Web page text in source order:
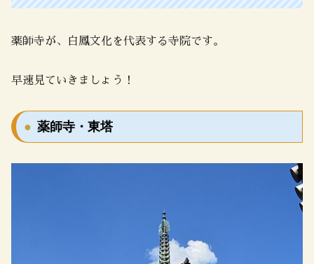
薬師寺が、白鳳文化を代表する寺院です。
早速見ていきましょう！
薬師寺・東塔